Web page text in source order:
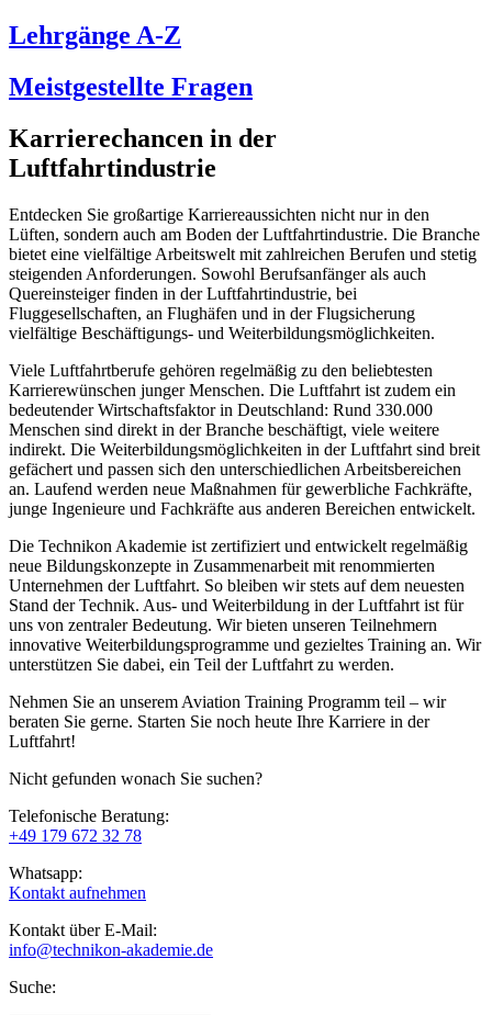
Lehrgänge A-Z
Meistgestellte Fragen
Karrierechancen in der
Luftfahrtindustrie
Entdecken Sie großartige Karriereaussichten nicht nur in den
Lüften, sondern auch am Boden der Luftfahrtindustrie. Die Branche
bietet eine vielfältige Arbeitswelt mit zahlreichen Berufen und stetig
steigenden Anforderungen. Sowohl Berufsanfänger als auch
Quereinsteiger finden in der Luftfahrtindustrie, bei
Fluggesellschaften, an Flughäfen und in der Flugsicherung
vielfältige Beschäftigungs- und Weiterbildungsmöglichkeiten.
Viele Luftfahrtberufe gehören regelmäßig zu den beliebtesten
Karrierewünschen junger Menschen. Die Luftfahrt ist zudem ein
bedeutender Wirtschaftsfaktor in Deutschland: Rund 330.000
Menschen sind direkt in der Branche beschäftigt, viele weitere
indirekt. Die Weiterbildungsmöglichkeiten in der Luftfahrt sind breit
gefächert und passen sich den unterschiedlichen Arbeitsbereichen
an. Laufend werden neue Maßnahmen für gewerbliche Fachkräfte,
junge Ingenieure und Fachkräfte aus anderen Bereichen entwickelt.
Die Technikon Akademie ist zertifiziert und entwickelt regelmäßig
neue Bildungskonzepte in Zusammenarbeit mit renommierten
Unternehmen der Luftfahrt. So bleiben wir stets auf dem neuesten
Stand der Technik. Aus- und Weiterbildung in der Luftfahrt ist für
uns von zentraler Bedeutung. Wir bieten unseren Teilnehmern
innovative Weiterbildungsprogramme und gezieltes Training an. Wir
unterstützen Sie dabei, ein Teil der Luftfahrt zu werden.
Nehmen Sie an unserem Aviation Training Programm teil – wir
beraten Sie gerne. Starten Sie noch heute Ihre Karriere in der
Luftfahrt!
Nicht gefunden wonach Sie suchen?
Telefonische Beratung:
+49 179 672 32 78
Whatsapp:
Kontakt aufnehmen
Kontakt über E-Mail:
info@technikon-akademie.de
Suche: